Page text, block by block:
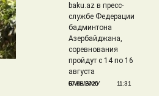
baku.az в пресс-
службе Федерации
бадминтона
Азербайджана,
соревнования
пройдут с 14 по 16
августа
БАКЫБАКУ
07/08/2026 11:31